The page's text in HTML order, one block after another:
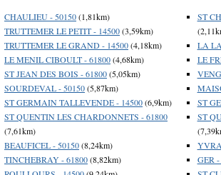
CHAULIEU - 50150(1,81km)
TRUTTEMER LE PETIT - 14500(3,59km)
TRUTTEMER LE GRAND - 14500(4,18km)
LE MENIL CIBOULT - 61800(4,68km)
ST JEAN DES BOIS - 61800(5,05km)
SOURDEVAL - 50150(5,87km)
ST GERMAIN TALLEVENDE - 14500(6,9km)
ST QUENTIN LES CHARDONNETS - 61800
(7,61km)
BEAUFICEL - 50150(8,24km)
TINCHEBRAY - 61800(8,82km)
ST
LA
LE
ST
ST
GER